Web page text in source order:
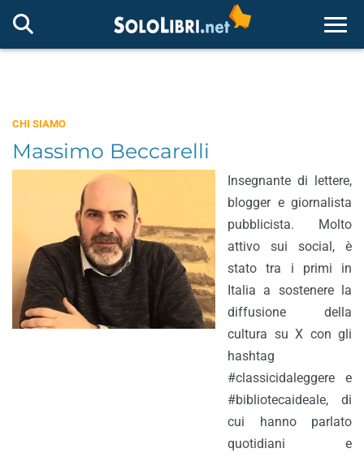
CHI SIAMO
Massimo Beccarelli
Insegnante di lettere,
blogger e giornalista
pubblicista. Molto
attivo sui social, è
stato tra i primi in
Italia a sostenere la
diffusione della
cultura su X con gli
hashtag
#classicidaleggere e
#bibliotecaideale, di
cui hanno parlato
quotidiani e